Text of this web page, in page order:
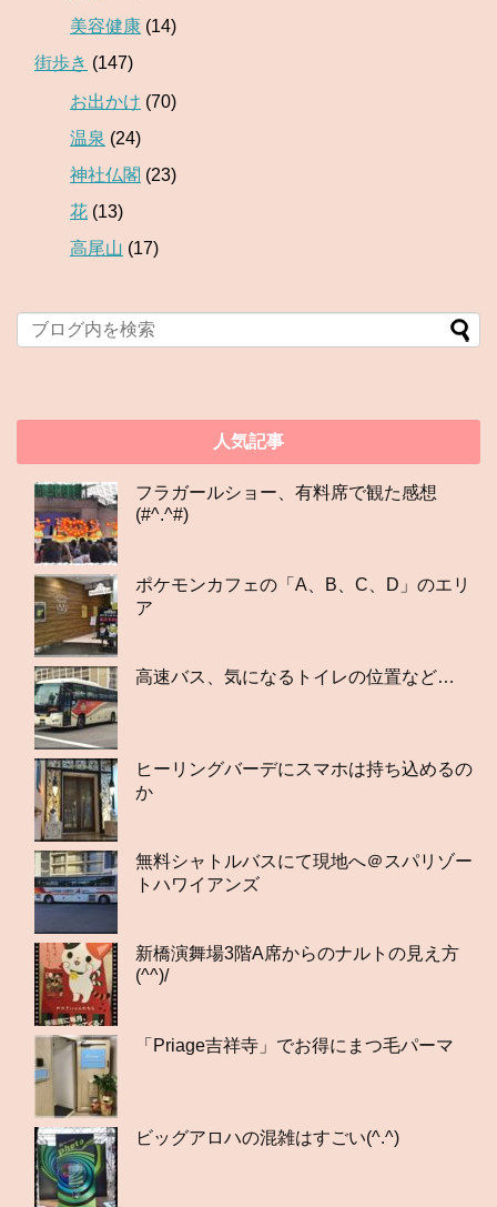
美容健康 (14)
街歩き (147)
お出かけ (70)
温泉 (24)
神社仏閣 (23)
花 (13)
高尾山 (17)
人気記事
フラガールショー、有料席で観た感想
(#^.^#)
ポケモンカフェの「A、B、C、D」のエリ
ア
高速バス、気になるトイレの位置など…
ヒーリングバーデにスマホは持ち込めるの
か
無料シャトルバスにて現地へ＠スパリゾー
トハワイアンズ
新橋演舞場3階A席からのナルトの見え方
(^^)/
「Priage吉祥寺」でお得にまつ毛パーマ
ビッグアロハの混雑はすごい(^.^)